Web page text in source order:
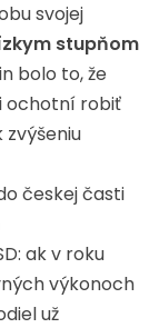
svojej
stupňom
bolo to, že
ochotní robiť
českej časti
ak v roku
výkonoch
už